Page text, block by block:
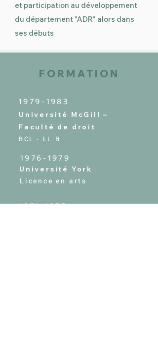
et participation au développement
du département "ADR" alors dans
ses débuts
FORMATION
1979-1983
Université McGill –
Faculté de droit
BCL - LL.B
1976-1979
Université York
Licence en arts
1971-1975